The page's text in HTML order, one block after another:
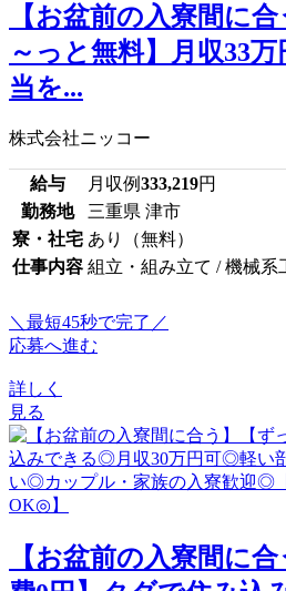
【お盆前の入寮間に
～っと無料】月収33
当を...
株式会社ニッコー
給与 月収例333,219円
勤務地
三重県 津市
寮・社宅 あり（無料）
仕事内容 組立・組み立て / 機械系
＼最短45秒で完了／
応募へ進む
詳しく
見る
【お盆前の入寮間に